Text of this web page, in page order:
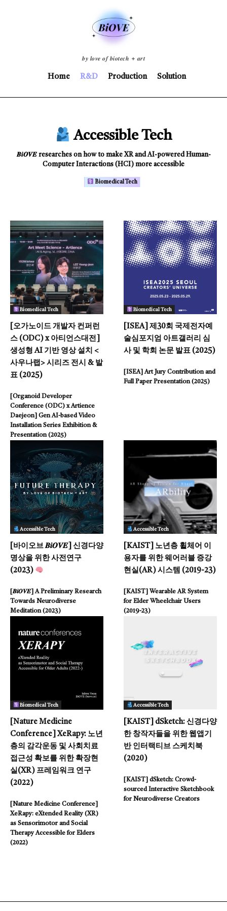
𝒃𝒚 𝒍𝒐𝒗𝒆 𝒐𝒇 𝒃𝒊𝒐𝒕𝒆𝒄𝒉 + 𝒂𝒓𝒕
Home R&D Production Solution
Accessible Tech
𝑩𝒊𝑶𝑽𝑬 researches on how to make XR and AI-powered Human-
Computer Interactions (HCI) more accessible
Biomedical Tech
Biomedical Tech
[오가노이드 개발자 컨퍼런
스 (ODC) x 아티언스대전]
생성형 AI 기반 영상 설치 <
사우나랩> 시리즈 전시 & 발
표 (2025)
[Organoid Developer
Conference (ODC) x Artience
Daejeon] Gen AI-based Video
InstallationSeries Exhibition &
Presentation (2025)
Biomedical Tech
[ISEA] 제30회 국제전자예
술심포지엄 아트갤러리 심
사 및 학회 논문 발표 (2025)
[ISEA] Art Jury Contribution and
Full Paper Presentation (2025)
Accessible Tech
[바이오브 𝑩𝒊𝑶𝑽𝑬] 신경다양
명상을 위한 사전연구
(2023)
[𝑩𝒊𝑶𝑽𝑬] A Preliminary Research
Towards Neurodiverse
Meditation (2023)
Accessible Tech
[KAIST] 노년층 휠체어 이
용자를 위한 웨어러블 증강
현실(AR) 시스템 (2019-23)
[KAIST] Wearable AR System
for Elder Wheelchair Users
(2019-23)
Biomedical Tech
[Nature Medicine
Conference] XeRapy: 노년
층의 감각운동 및 사회치료
접근성 확보를 위한 확장현
실(XR) 프레임워크 연구
(2022)
[Nature Medicine Conference]
XeRapy: eXtended Reality (XR)
as Sensorimotor and Social
Therapy Accessible for Elders
(2022)
Accessible Tech
[KAIST] dSketch: 신경다양
한 창작자들을 위한 웹앱기
반 인터랙티브 스케치북
(2020)
[KAIST] dSketch: Crowd-
sourced Interactive Sketchbook
for Neurodiverse Creators